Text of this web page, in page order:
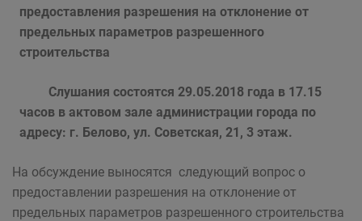
предоставления разрешения на отклонение от
предельных параметров разрешенного
строительства
Слушания состоятся 29.05.2018 года в 17.15
часов в актовом зале администрации города по
адресу: г. Белово, ул. Советская, 21, 3 этаж.
На обсуждение выносятся следующий вопрос о
предоставлении разрешения на отклонение от
предельных параметров разрешенного строительства